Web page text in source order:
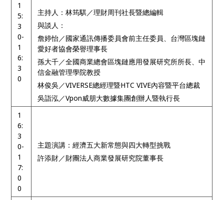
1
5:
3
0-
1
6:
3
0
主持人：林筠騏／理財周刊社長暨總編輯
與談人：
詹婷怡／國家通訊傳播委員會前主任委員、台灣區塊鏈
愛好者協會榮譽理事長
孫大千／全國商業總會區塊鏈應用發展研究所所長、中
信金融管理學院教授
林俊吳／VIVERSE總經理暨HTC VIVE內容暨平台總裁
吳詣泓／Vpon威朋大數據集團創辦人暨執行長
1
6:
3
0-
1
7:
0
0
主題演講：經濟五大新常態與四大轉型挑戰
許添財／財團法人商業發展研究院董事長